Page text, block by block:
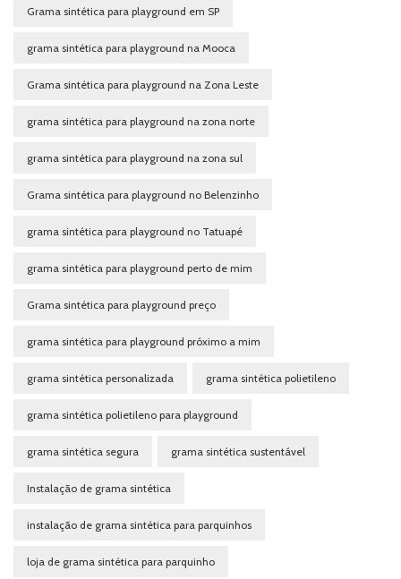
Grama sintética para playground em SP
grama sintética para playground na Mooca
Grama sintética para playground na Zona Leste
grama sintética para playground na zona norte
grama sintética para playground na zona sul
Grama sintética para playground no Belenzinho
grama sintética para playground no Tatuapé
grama sintética para playground perto de mim
Grama sintética para playground preço
grama sintética para playground próximo a mim
grama sintética personalizada grama sintética polietileno
grama sintética polietileno para playground
grama sintética segura grama sintética sustentável
Instalação de grama sintética
instalação de grama sintética para parquinhos
loja de grama sintética para parquinho